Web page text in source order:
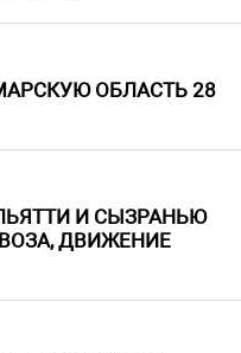
ОБЛАСТЬ 28
И СЫЗРАНЬЮ
ДВИЖЕНИЕ